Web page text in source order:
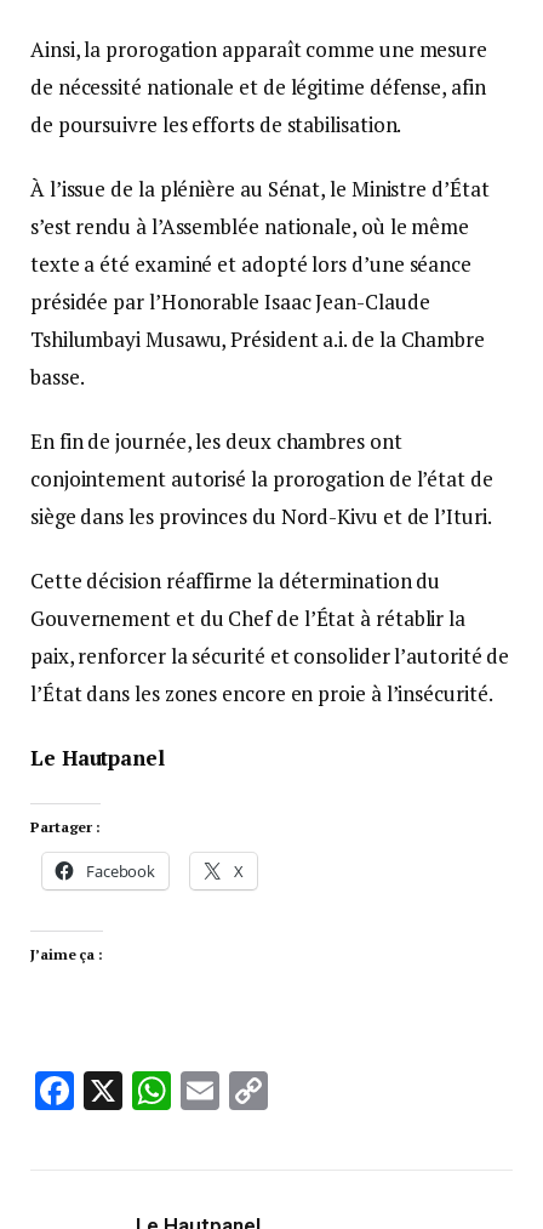
Ainsi, la prorogation apparaît comme une mesure
de nécessité nationale et de légitime défense, afin
de poursuivre les efforts de stabilisation.
À l’issue de la plénière au Sénat, le Ministre d’État
s’est rendu à l’Assemblée nationale, où le même
texte a été examiné et adopté lors d’une séance
présidée par l’Honorable Isaac Jean-Claude
Tshilumbayi Musawu, Président a.i. de la Chambre
basse.
En fin de journée, les deux chambres ont
conjointement autorisé la prorogation de l’état de
siège dans les provinces du Nord-Kivu et de l’Ituri.
Cette décision réaffirme la détermination du
Gouvernement et du Chef de l’État à rétablir la
paix, renforcer la sécurité et consolider l’autorité de
l’État dans les zones encore en proie à l’insécurité.
Le Hautpanel
Partager :
Facebook X
J’aime ça :
Facebook
X WhatsApp
Email